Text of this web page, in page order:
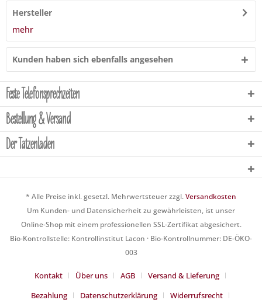
Hersteller
mehr
Kunden haben sich ebenfalls angesehen
Feste Telefonsprechzeiten
Bestellung & Versand
Der Tatzenladen
* Alle Preise inkl. gesetzl. Mehrwertsteuer zzgl.Versandkosten
Um Kunden- und Datensicherheit zu gewährleisten, ist unser
Online-Shop mit einem professionellen SSL-Zertifikat abgesichert.
Bio-Kontrollstelle: Kontrollinstitut Lacon · Bio-Kontrollnummer: DE-ÖKO-
003
Kontakt Über uns AGB
Versand & Lieferung
Bezahlung
Datenschutzerklärung Widerrufsrecht